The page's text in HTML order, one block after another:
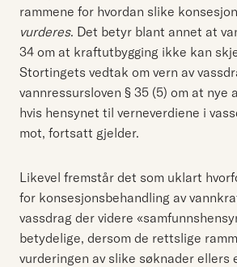
rammene for hvordan slike
vurderes. Det betyr blant annet at
34 om at kraftutbygging ikke kan
Stortingets vedtak om vern av
vannressursloven § 35 (5) om at nye
hvis hensynet til verneverdiene i
mot, fortsatt gjelder.
Likevel fremstår det som uklart
for konsesjonsbehandling av
vassdrag der videre
betydelige, dersom de rettslige
vurderingen av slike søknader ellers